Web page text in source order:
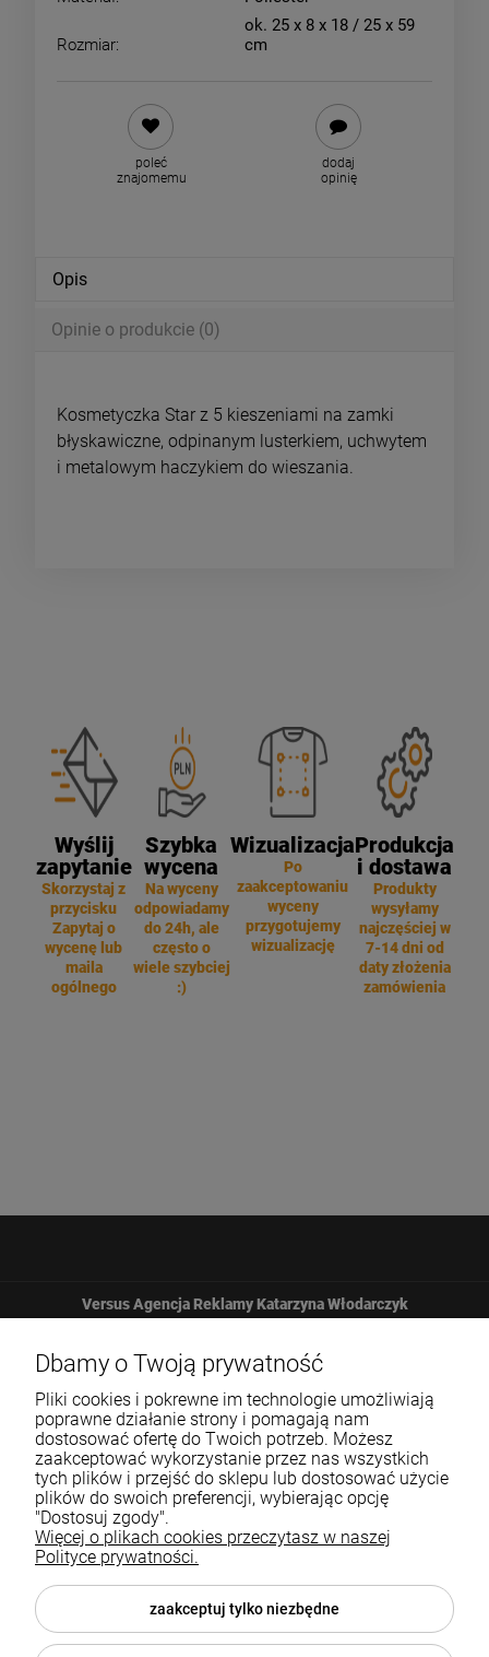
Rozmiar:
ok. 25 x 8 x 18 / 25 x 59
cm
poleć
znajomemu
dodaj
opinię
Opis
Opinie o produkcie (0)
Kosmetyczka Star z 5 kieszeniami na zamki
błyskawiczne, odpinanym lusterkiem, uchwytem
i metalowym haczykiem do wieszania.
Wyślij
zapytanie
Skorzystaj z
przycisku
Zapytaj o
wycenę lub
maila
ogólnego
Szybka
wycena
Na wyceny
odpowiadamy
do 24h, ale
często o
wiele szybciej
:)
Wizualizacja
Po
zaakceptowaniu
wyceny
przygotujemy
wizualizację
Produkcja
i dostawa
Produkty
wysyłamy
najczęściej w
7-14 dni od
daty złożenia
zamówienia
Versus Agencja Reklamy Katarzyna Włodarczyk
Żbicka 161
32-065 Krzeszowice
12 307 25 82
Pomoc
Blog
Dbamy o Twoją prywatność
Pliki cookies i pokrewne im technologie umożliwiają
poprawne działanie strony i pomagają nam
dostosować ofertę do Twoich potrzeb. Możesz
zaakceptować wykorzystanie przez nas wszystkich
tych plików i przejść do sklepu lub dostosować użycie
plików do swoich preferencji, wybierając opcję
"Dostosuj zgody".
Więcej o plikach cookies przeczytasz w naszej
Polityce prywatności.
zaakceptuj tylko niezbędne